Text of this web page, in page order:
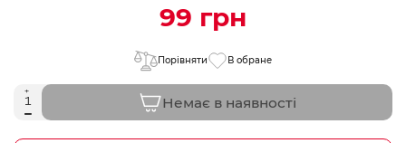
99 грн
Порівняти В обране
Немає в наявності